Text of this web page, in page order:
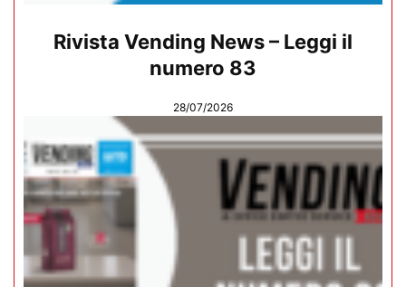
Rivista Vending News – Leggi il
numero 83
28/07/2026